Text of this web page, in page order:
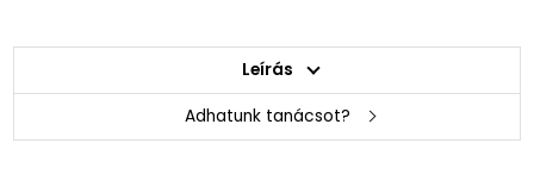
Leírás
Adhatunk tanácsot?